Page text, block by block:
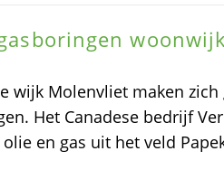
woonwijk
wijk Molenvliet maken zich
Het Canadese bedrijf
en gas uit het veld